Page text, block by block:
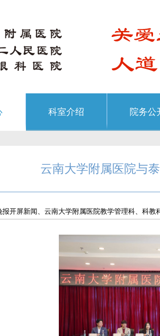
科室介绍 院务公
云南大学附属医院与
报开屏新闻、云南大学附属医院教学管理科、科教